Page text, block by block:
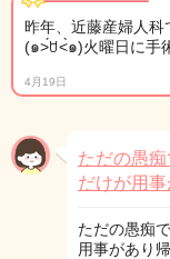
昨年、近藤産婦人科
(๑˃́ꇴ˂̀๑)火曜日に手
4月19日
ただの愚
だけが用
ただの愚痴
用事があり